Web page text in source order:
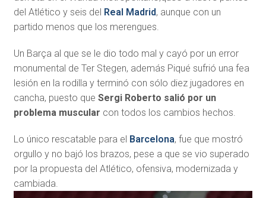
del Atlético y seis del Real Madrid, aunque con un
partido menos que los merengues.
Un Barça al que se le dio todo mal y cayó por un error
monumental de Ter Stegen, además Piqué sufrió una fea
lesión en la rodilla y terminó con sólo diez jugadores en
cancha, puesto que Sergi Roberto salió por un
problema muscular con todos los cambios hechos.
Lo único rescatable para el Barcelona, fue que mostró
orgullo y no bajó los brazos, pese a que se vio superado
por la propuesta del Atlético, ofensiva, modernizada y
cambiada.